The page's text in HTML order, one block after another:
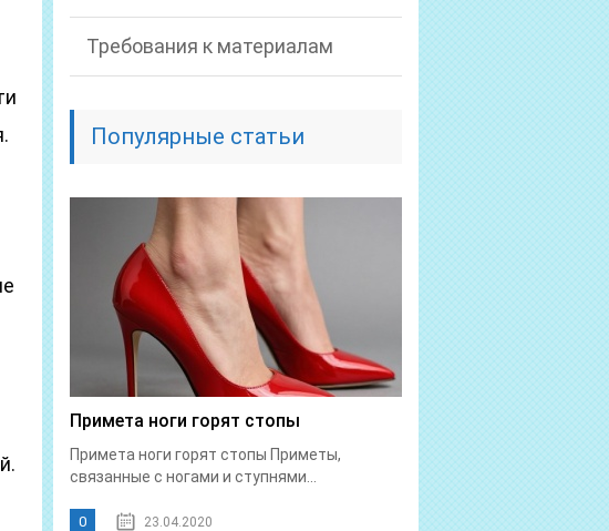
Требования к материалам
Популярные статьи
Примета ноги горят стопы
Примета ноги горят стопы Приметы,
связанные с ногами и ступнями...
0 23.04.2020